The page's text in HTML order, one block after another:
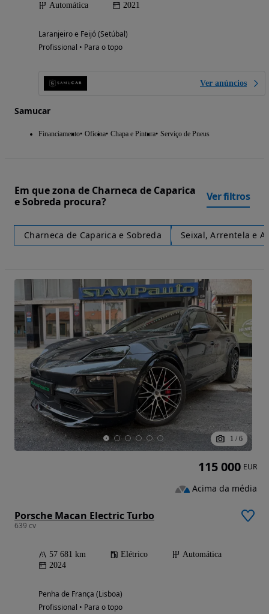
Automática
2021
Laranjeiro e Feijó (Setúbal)
Profissional • Para o topo
Ver anúncios
Samucar
Financiamento Oficina Chapa e Pintura Serviço de Pneus
Em que zona de Charneca de Caparica
e Sobreda procura?
Ver filtros
Charneca de Caparica e Sobreda Seixal, Arrentela e
1 / 6
Porsche Macan Electric Turbo
639 cv
57 681 km Elétrico
Automática
2024
Penha de França (Lisboa)
Profissional • Para o topo
115 000 EUR
Acima da média